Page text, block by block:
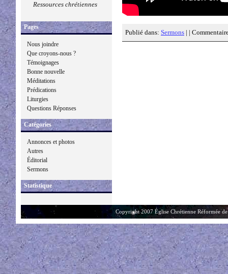
Ressources chrétiennes
Pages
Nous joindre
Que croyons-nous ?
Témoignages
Bonne nouvelle
Méditations
Prédications
Liturgies
Questions Réponses
Catégories
Annonces et photos
Autres
Éditorial
Sermons
Statistique
Publié dans: Sermons | |
Copyright 2007 Église Chrétienne Réformée